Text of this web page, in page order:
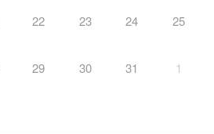
22 23 24 25
29 30 31 1